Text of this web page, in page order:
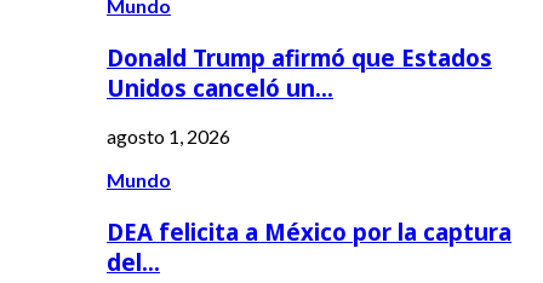
Mundo
Donald Trump afirmó que Estados
Unidos canceló un…
agosto 1, 2026
Mundo
DEA felicita a México por la captura
del…